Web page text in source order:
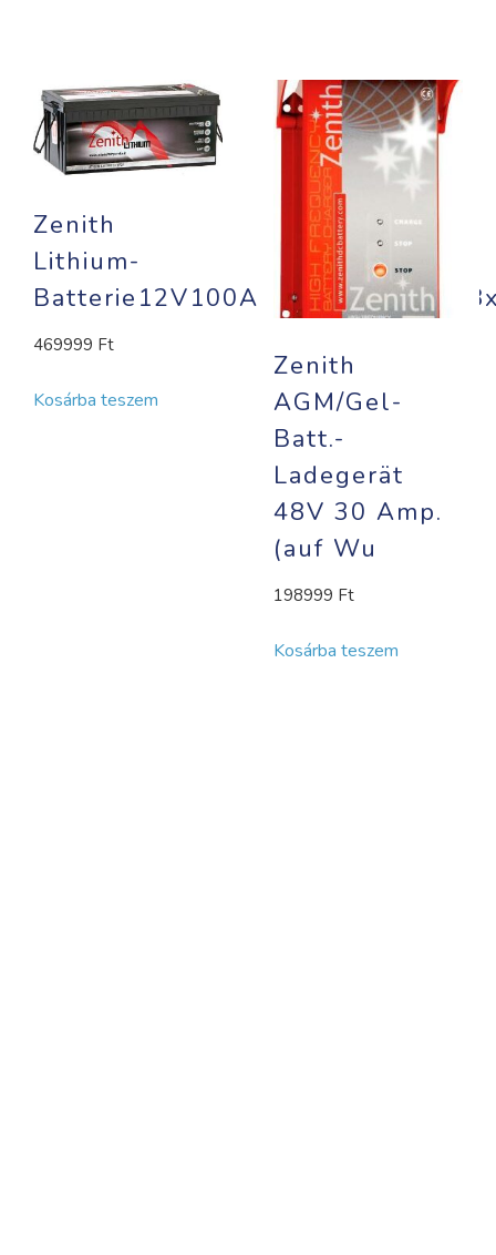
Zenith
Lithium-
469999 Ft
Kosárba teszem
Zenith
AGM/Gel-
Batt.-
Ladegerät
48V 30 Amp.
(auf Wu
198999 Ft
Kosárba teszem